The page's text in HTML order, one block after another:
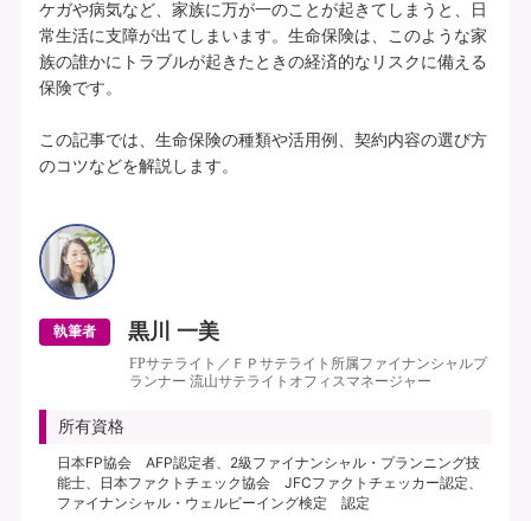
ケガや病気など、家族に万が一のことが起きてしまうと、日
常生活に支障が出てしまいます。生命保険は、このような家
族の誰かにトラブルが起きたときの経済的なリスクに備える
保険です。
この記事では、生命保険の種類や活用例、契約内容の選び方
のコツなどを解説します。
執筆者 黒川 一美
FPサテライト／ＦＰサテライト所属ファイナンシャルプ
ランナー 流山サテライトオフィスマネージャー
所有資格
日本FP協会 AFP認定者、2級ファイナンシャル・プランニング技
能士、日本ファクトチェック協会 JFCファクトチェッカー認定、
ファイナンシャル・ウェルビーイング検定 認定